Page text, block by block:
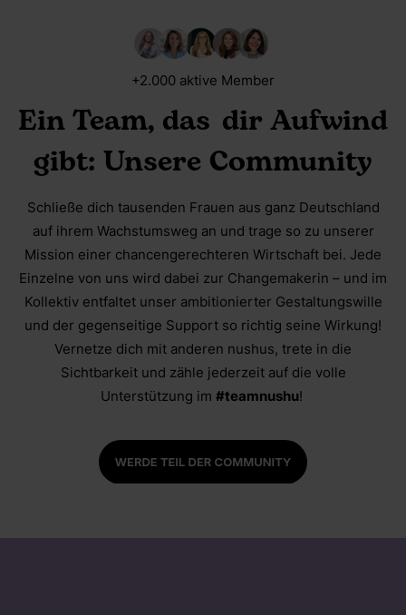
+2.000 aktive Member
Ein Team, das dir Aufwind
gibt: Unsere Community
Schließe dich tausenden Frauen aus ganz Deutschland
auf ihrem Wachstumsweg an und trage so zu unserer
Mission einer chancengerechteren Wirtschaft bei. Jede
Einzelne von uns wird dabei zur Changemakerin – und im
Kollektiv entfaltet unser ambitionierter Gestaltungswille
und der gegenseitige Support so richtig seine Wirkung!
Vernetze dich mit anderen nushus, trete in die
Sichtbarkeit und zähle jederzeit auf die volle
Unterstützung im #teamnushu!